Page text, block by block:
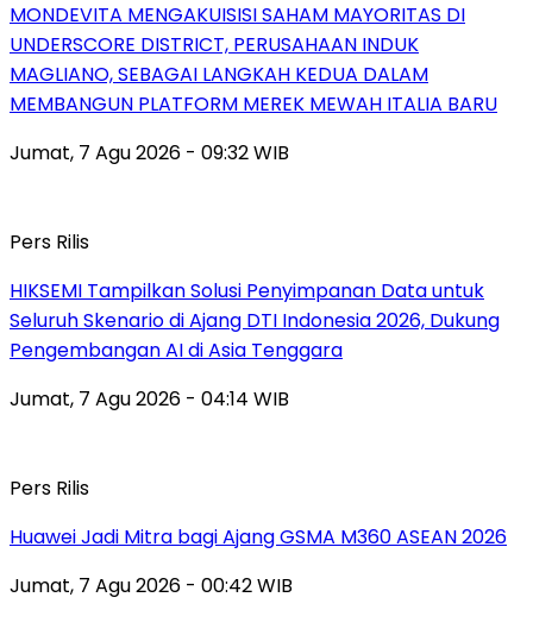
MONDEVITA MENGAKUISISI SAHAM MAYORITAS DI
UNDERSCORE DISTRICT, PERUSAHAAN INDUK
MAGLIANO, SEBAGAI LANGKAH KEDUA DALAM
MEMBANGUN PLATFORM MEREK MEWAH ITALIA BARU
Jumat, 7 Agu 2026 - 09:32 WIB
Pers Rilis
HIKSEMI Tampilkan Solusi Penyimpanan Data untuk
Seluruh Skenario di Ajang DTI Indonesia 2026, Dukung
Pengembangan AI di Asia Tenggara
Jumat, 7 Agu 2026 - 04:14 WIB
Pers Rilis
Huawei Jadi Mitra bagi Ajang GSMA M360 ASEAN 2026
Jumat, 7 Agu 2026 - 00:42 WIB